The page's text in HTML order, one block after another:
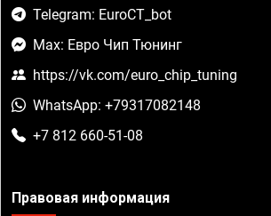
Telegram: EuroCT_bot
Max: Евро Чип Тюнинг
https://vk.com/euro_chip_tuning
WhatsApp: +79317082148
+7 812 660-51-08
Правовая информация